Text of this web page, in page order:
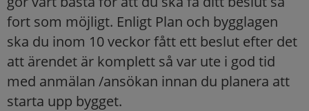
fort som möjligt. Enligt Plan och bygglagen
ska du inom 10 veckor fått ett beslut efter det
att ärendet är komplett så var ute i god tid
med anmälan /ansökan innan du planera att
starta upp bygget.